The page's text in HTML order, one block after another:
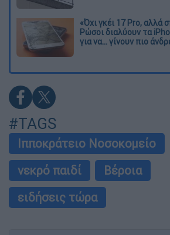
«Όχι γκέι 17 Pro, αλλά
Ρώσοι διαλύουν τα
για να... γίνουν πιο
#TAGS
Ιπποκράτειο Νοσοκομείο
νεκρό παιδί
Βέροια
ειδήσεις τώρα